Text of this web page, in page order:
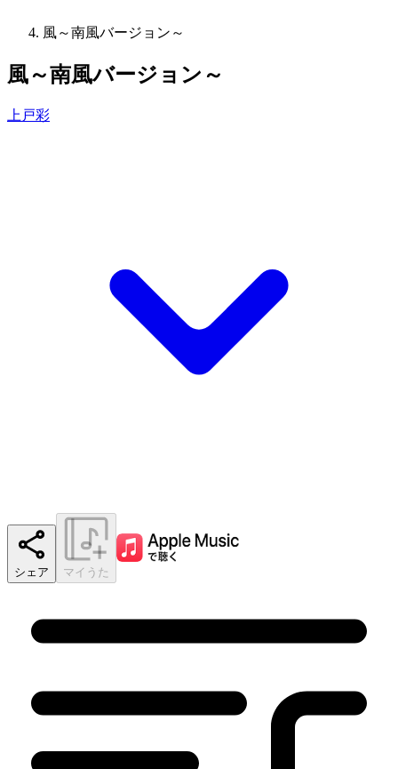
風～南風バージョン～
風～南風バージョン～
上戸彩
シェア マイうた